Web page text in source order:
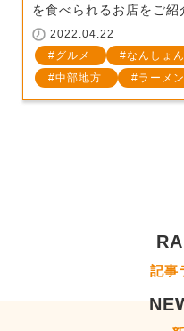
を食べられるお店をご紹
2022.04.22
グルメ
なんしょん
中部地方
ラーメン
記事